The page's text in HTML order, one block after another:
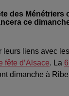
des
ce
liens avec
fête d’Alsace. La
dimanche à